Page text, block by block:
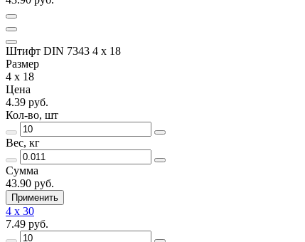
Штифт DIN 7343 4 х 18
Размер
4 х 18
Цена
4.39 руб.
Кол-во, шт
Вес, кг
Сумма
43.90 руб.
Применить
4 х 30
7.49 руб.